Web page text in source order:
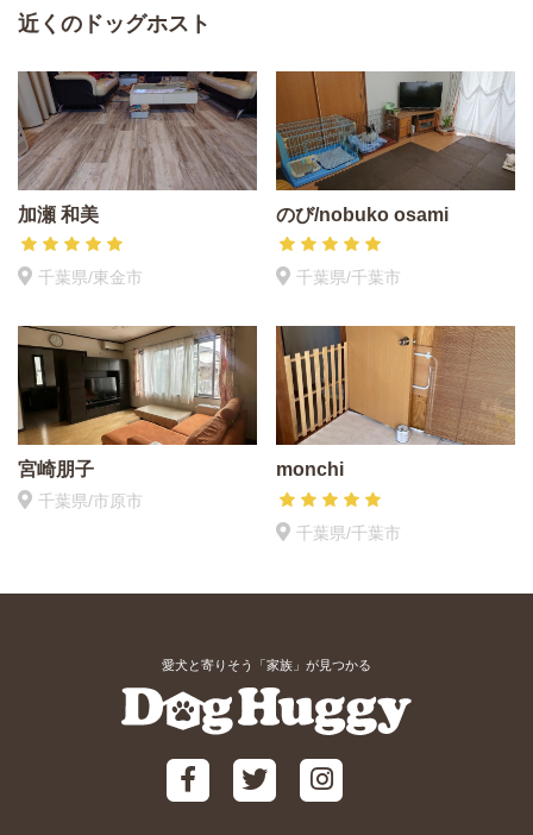
近くのドッグホスト
加瀬 和美
千葉県/東金市
のび/nobuko osami
千葉県/千葉市
宮崎朋子
千葉県/市原市
monchi
千葉県/千葉市
愛犬と寄りそう「家族」が見つかる